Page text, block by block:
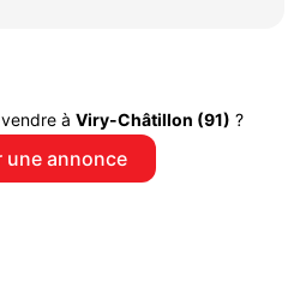
à Viry-Châtillon (91) ?
une annonce